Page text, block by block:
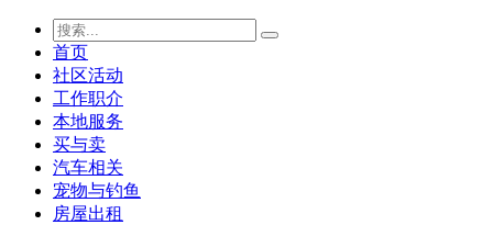
首页
社区活动
工作职介
本地服务
买与卖
汽车相关
宠物与钓鱼
房屋出租